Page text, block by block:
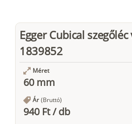
Egger Cubical
1839852
Méret
60 mm
Ár (Bruttó)
940 Ft/db